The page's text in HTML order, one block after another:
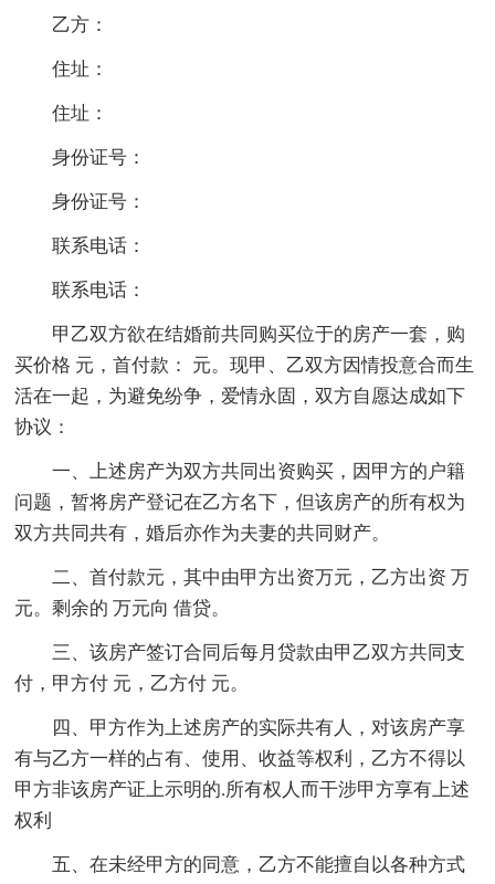
乙方：
住址：
住址：
身份证号：
身份证号：
联系电话：
联系电话：
甲乙双方欲在结婚前共同购买位于的房产一套，购
买价格 元，首付款： 元。现甲、乙双方因情投意合而生
活在一起，为避免纷争，爱情永固，双方自愿达成如下
协议：
一、上述房产为双方共同出资购买，因甲方的户籍
问题，暂将房产登记在乙方名下，但该房产的所有权为
双方共同共有，婚后亦作为夫妻的共同财产。
二、首付款元，其中由甲方出资万元，乙方出资 万
元。剩余的 万元向 借贷。
三、该房产签订合同后每月贷款由甲乙双方共同支
付，甲方付 元，乙方付 元。
四、甲方作为上述房产的实际共有人，对该房产享
有与乙方一样的占有、使用、收益等权利，乙方不得以
甲方非该房产证上示明的.所有权人而干涉甲方享有上述
权利
五、在未经甲方的同意，乙方不能擅自以各种方式